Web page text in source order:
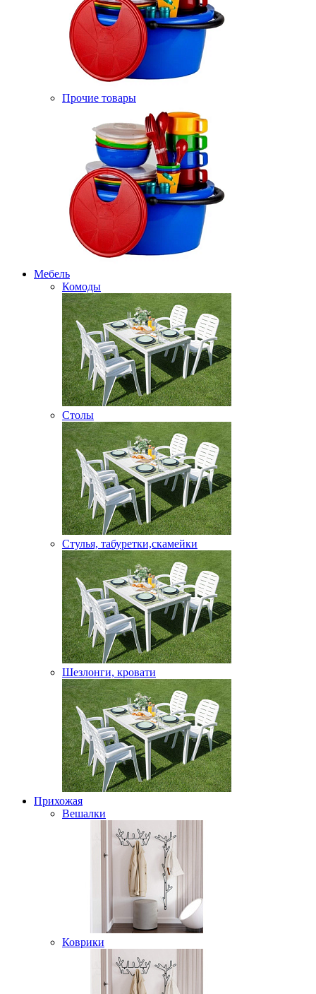
Прочие товары
Мебель
Комоды
Столы
Стулья, табуретки,скамейки
Шезлонги, кровати
Прихожая
Вешалки
Коврики